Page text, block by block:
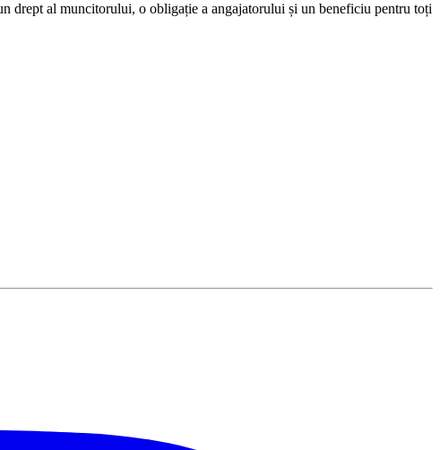
drept al muncitorului, o obligație a angajatorului și un beneficiu pentru toți